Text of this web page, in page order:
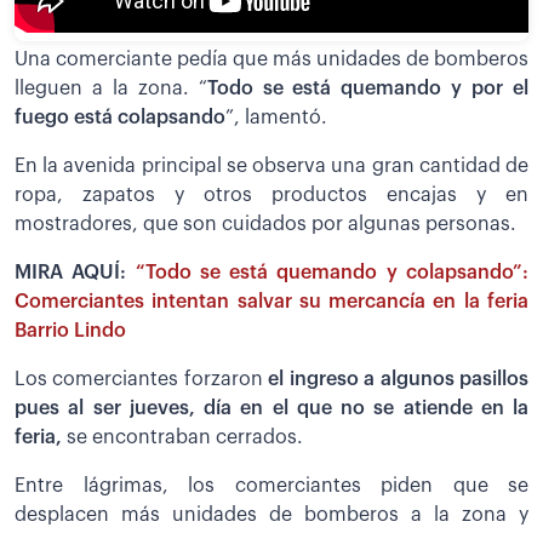
Una comerciante pedía que más unidades de bomberos
lleguen a la zona. “Todo se está quemando y por el
fuego está colapsando”, lamentó.
En la avenida principal se observa una gran cantidad de
ropa, zapatos y otros productos encajas y en
mostradores, que son cuidados por algunas personas.
MIRA AQUÍ: “Todo se está quemando y colapsando”:
Comerciantes intentan salvar su mercancía en la feria
Barrio Lindo
Los comerciantes forzaronel ingreso a algunos pasillos
pues al ser jueves, día en el que no se atiende en la
feria, se encontraban cerrados.
Entre lágrimas, los comerciantes piden que se
desplacen más unidades de bomberos a la zona y